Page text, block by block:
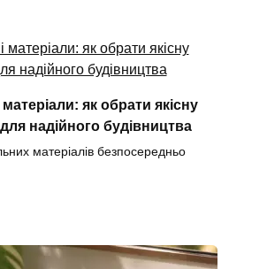
матеріали: як обрати якісну
надійного будівництва
матеріалів безпосередньо